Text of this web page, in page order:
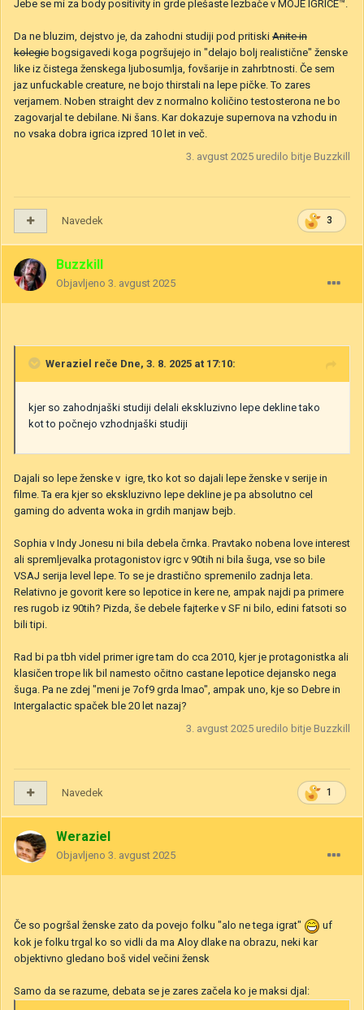
Jebe se mi za body positivity in grde plešaste lezbače v MOJE IGRICE™.
Da ne bluzim, dejstvo je, da zahodni studiji pod pritiski Anite in
kolegic bogsigavedi koga pogršujejo in "delajo bolj realistične" ženske
like iz čistega ženskega ljubosumlja, fovšarije in zahrbtnosti. Če sem
jaz unfuckable creature, ne bojo thirstali na lepe pičke. To zares
verjamem. Noben straight dev z normalno količino testosterona ne bo
zagovarjal te debilane. Ni šans. Kar dokazuje supernova na vzhodu in
no vsaka dobra igrica izpred 10 let in več.
3. avgust 2025 uredilo bitje Buzzkill
3
Navedek
Buzzkill
Objavljeno 3. avgust 2025
Weraziel reče Dne, 3. 8. 2025 at 17:10:
kjer so zahodnjaški studiji delali ekskluzivno lepe dekline tako
kot to počnejo vzhodnjaški studiji
Dajali so lepe ženske v igre, tko kot so dajali lepe ženske v serije in
filme. Ta era kjer so ekskluzivno lepe dekline je pa absolutno cel
gaming do adventa woka in grdih manjaw bejb.
Sophia v Indy Jonesu ni bila debela črnka. Pravtako nobena love interest
ali spremljevalka protagonistov igrc v 90tih ni bila šuga, vse so bile
VSAJ serija level lepe. To se je drastično spremenilo zadnja leta.
Relativno je govorit kere so lepotice in kere ne, ampak najdi pa primere
res rugob iz 90tih? Pizda, še debele fajterke v SF ni bilo, edini fatsoti so
bili tipi.
Rad bi pa tbh videl primer igre tam do cca 2010, kjer je protagonistka ali
klasičen trope lik bil namesto očitno castane lepotice dejansko nega
šuga. Pa ne zdej "meni je 7of9 grda lmao", ampak uno, kje so Debre in
Intergalactic spaček ble 20 let nazaj?
3. avgust 2025 uredilo bitje Buzzkill
1
Navedek
Weraziel
Objavljeno 3. avgust 2025
Če so pogršal ženske zato da povejo folku "alo ne tega igrat"
uf
kok je folku trgal ko so vidli da ma Aloy dlake na obrazu, neki kar
objektivno gledano boš videl večini žensk
Samo da se razume, debata se je zares začela ko je maksi djal: